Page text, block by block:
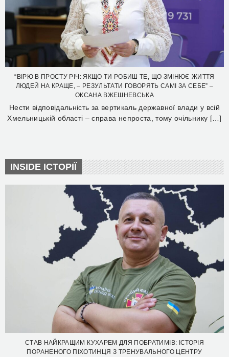
“ВІРЮ В ПРОСТУ РІЧ: ЯКЩО ТИ РОБИШ ТЕ, ЩО ЗМІНЮЄ ЖИТТЯ
ЛЮДЕЙ НА КРАЩЕ, – РЕЗУЛЬТАТИ ГОВОРЯТЬ САМІ ЗА СЕБЕ” –
ОКСАНА ВЖЕШНЕВСЬКА
Нести відповідальність за вертикаль державної влади у всій
Хмельницькій області – справа непроста, тому очільнику […]
INSIDE ІСТОРІЇ
СТАВ НАЙКРАЩИМ КУХАРЕМ ДЛЯ ПОБРАТИМІВ: ІСТОРІЯ
ПОРАНЕНОГО ПІХОТИНЦЯ З ТРЕНУВАЛЬНОГО ЦЕНТРУ